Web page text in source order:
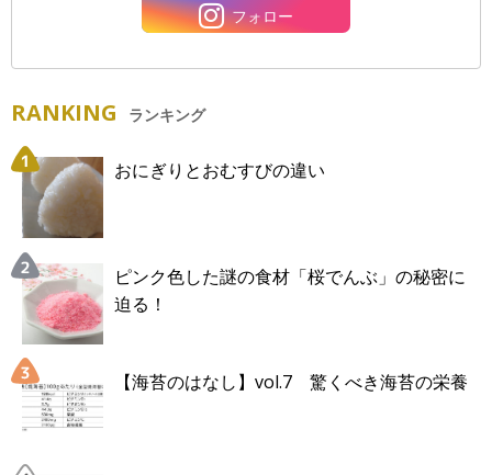
フォロー
RANKING ランキング
おにぎりとおむすびの違い
ピンク色した謎の食材「桜でんぶ」の秘密に
迫る！
【海苔のはなし】vol.7 驚くべき海苔の栄養